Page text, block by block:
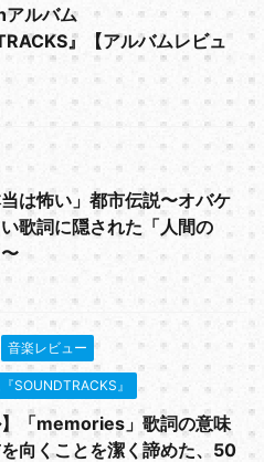
ルバム
』【アルバムレビュ
は怖い」都市伝説〜オバケ
歌詞に隠された「人間の
音楽レビュー
SOUNDTRACKS』
】「memories」歌詞の意味
向くことを潔く諦めた、50